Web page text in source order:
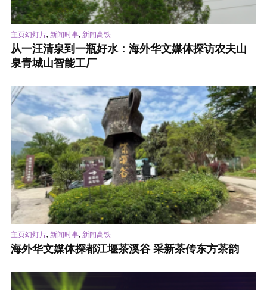
主页幻灯片, 新闻时事, 新闻高铁
从一汪清泉到一瓶好水：海外华文媒体探访农夫山
泉青城山智能工厂
主页幻灯片, 新闻时事, 新闻高铁
海外华文媒体探都江堰茶溪谷 采新茶传东方茶韵